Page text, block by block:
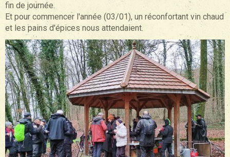
fin de journée.
Et pour commencer l'année (03/01), un réconfortant vin chaud
et les pains d'épices nous attendaient.